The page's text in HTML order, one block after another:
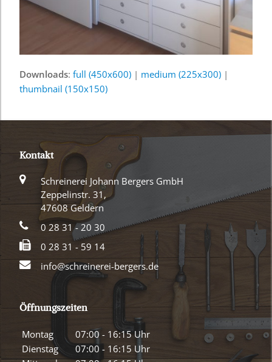
Downloads: full (450x600) | medium (225x300) |
thumbnail (150x150)
Kontakt
Schreinerei Johann Bergers GmbH
Zeppelinstr. 31,
47608 Geldern
0 28 31 - 20 30
0 28 31 - 59 14
info@schreinerei-bergers.de
Öffnungszeiten
Montag
07:00 - 16:15 Uhr
Dienstag
07:00 - 16:15 Uhr